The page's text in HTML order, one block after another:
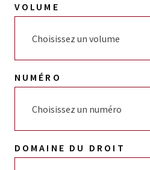
VOLUME
Choisissez un volume
NUMÉRO
Choisissez un numéro
DOMAINE DU DROIT